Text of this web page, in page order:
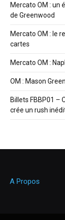
Mercato OM : un
de Greenwood
Mercato OM : le
cartes
Mercato OM :
OM : Mason
Billets FBBP01 –
crée un rush
A Propos